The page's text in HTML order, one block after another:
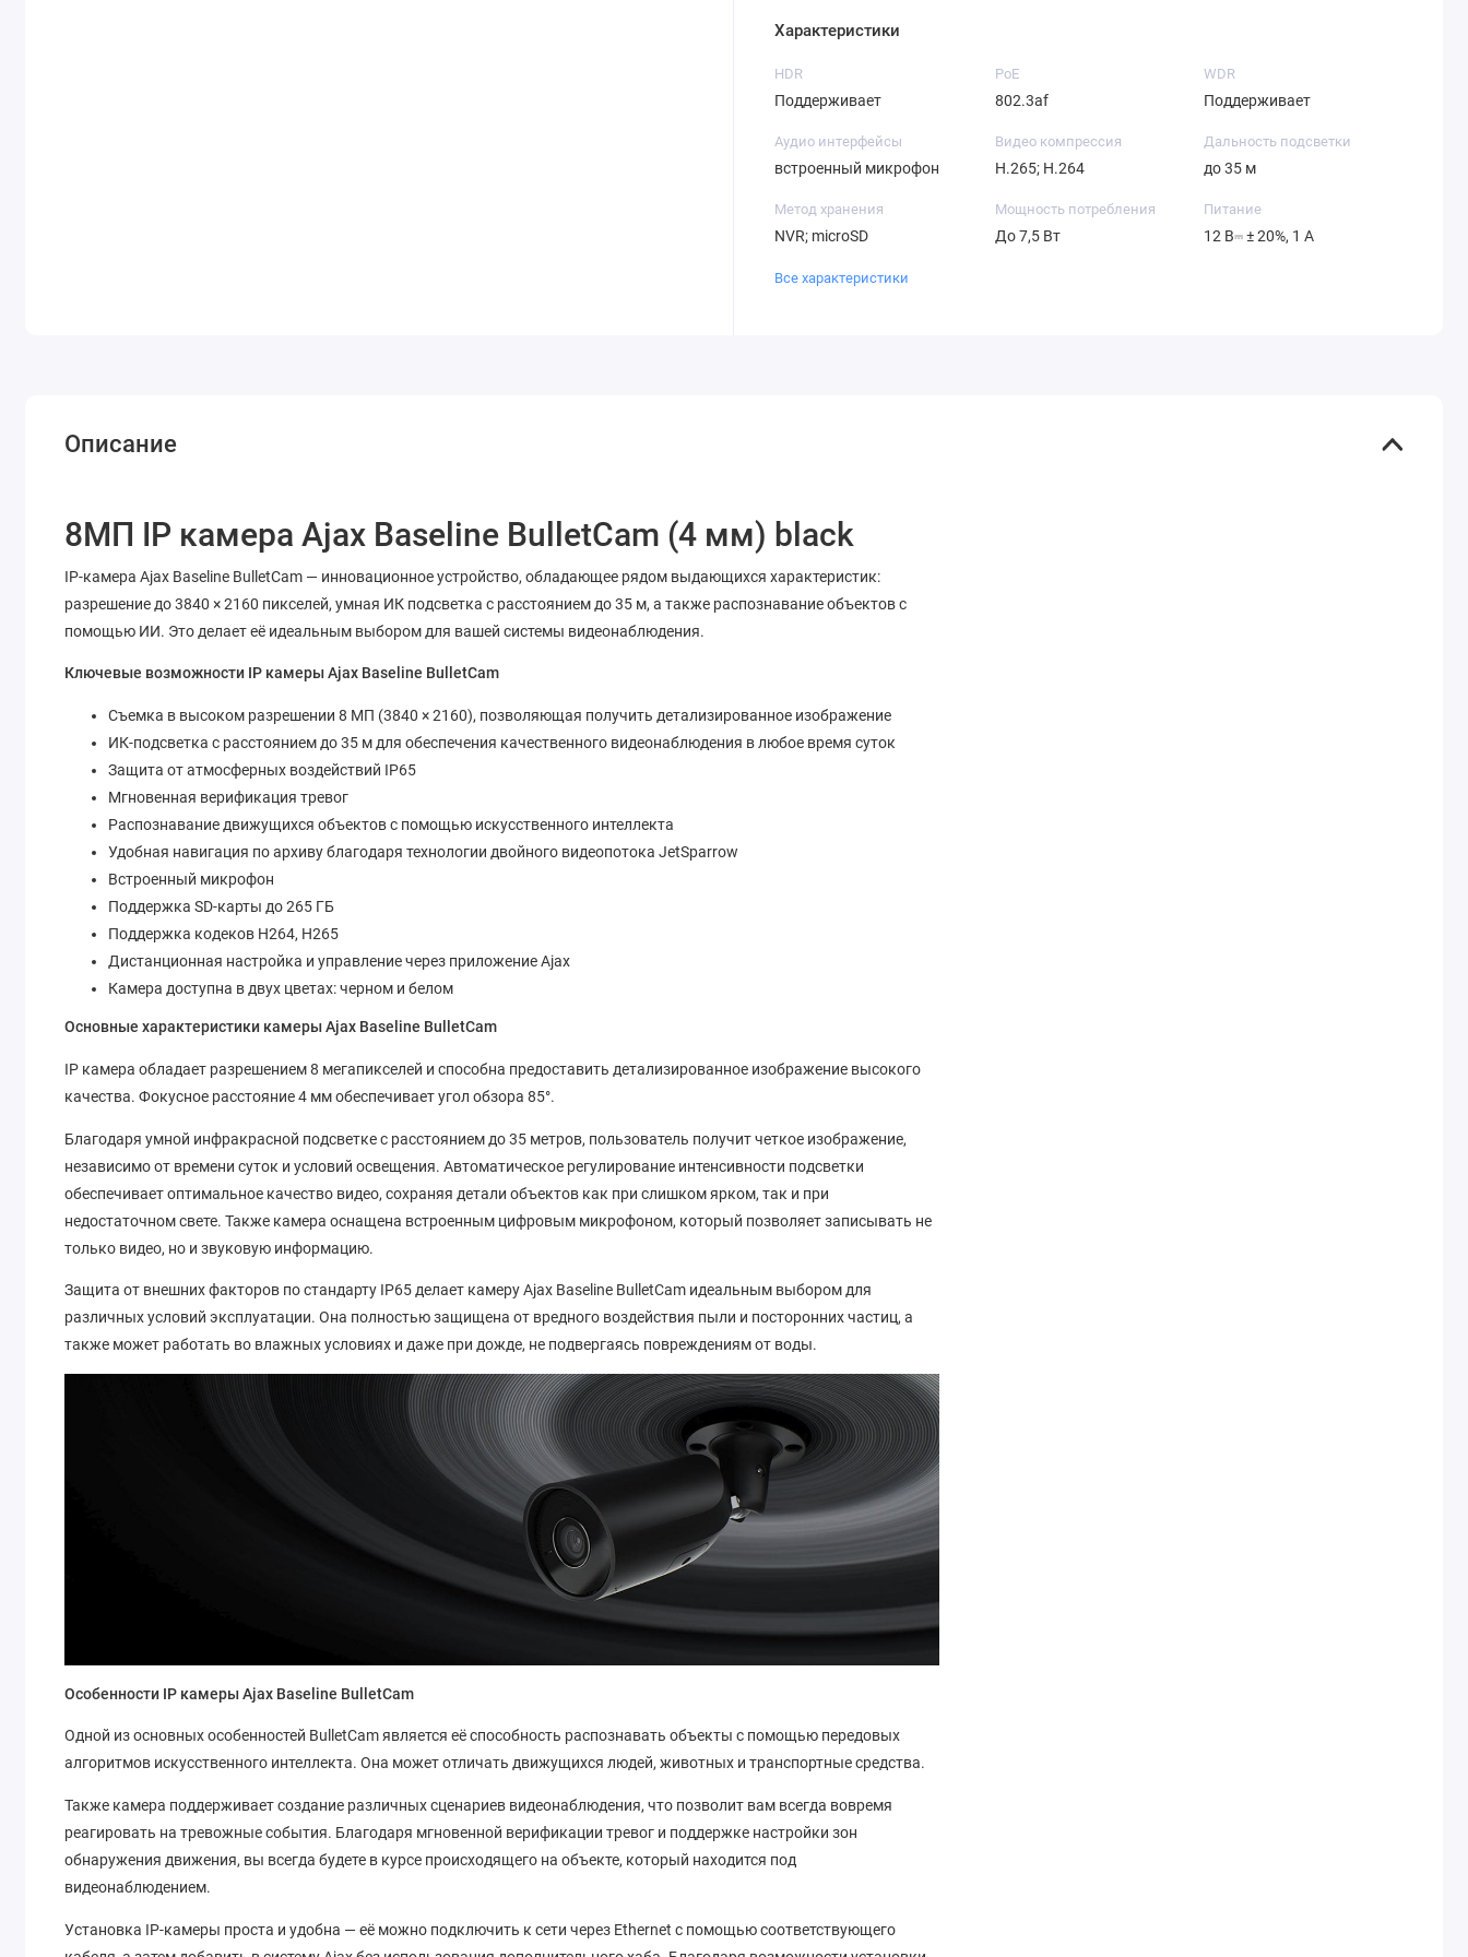
Характеристики
HDR
Поддерживает
PoE
802.3af
WDR
Поддерживает
Аудио интерфейсы
встроенный микрофон
Видео компрессия
H.265; H.264
Дальность подсветки
до 35 м
Метод хранения
NVR; microSD
Мощность потребления
До 7,5 Вт
Питание
12 В⎓ ± 20%, 1 А
Все характеристики
Описание
8МП IP камера Ajax Baseline BulletCam (4 мм) black
IP-камера Ajax Baseline BulletCam — инновационное устройство, обладающее рядом выдающихся характеристик:
разрешение до 3840 × 2160 пикселей, умная ИК подсветка с расстоянием до 35 м, а также распознавание объектов с
помощью ИИ. Это делает её идеальным выбором для вашей системы видеонаблюдения.
Ключевые возможности IP камеры Ajax Baseline BulletCam
Съемка в высоком разрешении 8 МП (3840 × 2160), позволяющая получить детализированное изображение
ИК-подсветка с расстоянием до 35 м для обеспечения качественного видеонаблюдения в любое время суток
Защита от атмосферных воздействий IP65
Мгновенная верификация тревог
Распознавание движущихся объектов с помощью искусственного интеллекта
Удобная навигация по архиву благодаря технологии двойного видеопотока JetSparrow
Встроенный микрофон
Поддержка SD-карты до 265 ГБ
Поддержка кодеков H264, H265
Дистанционная настройка и управление через приложение Ajax
Камера доступна в двух цветах: черном и белом
Основные характеристики камеры Ajax Baseline BulletCam
IP камера обладает разрешением 8 мегапикселей и способна предоставить детализированное изображение высокого
качества. Фокусное расстояние 4 мм обеспечивает угол обзора 85°.
Благодаря умной инфракрасной подсветке с расстоянием до 35 метров, пользователь получит четкое изображение,
независимо от времени суток и условий освещения. Автоматическое регулирование интенсивности подсветки
обеспечивает оптимальное качество видео, сохраняя детали объектов как при слишком ярком, так и при
недостаточном свете. Также камера оснащена встроенным цифровым микрофоном, который позволяет записывать не
только видео, но и звуковую информацию.
Защита от внешних факторов по стандарту IP65 делает камеру Ajax Baseline BulletCam идеальным выбором для
различных условий эксплуатации. Она полностью защищена от вредного воздействия пыли и посторонних частиц, а
также может работать во влажных условиях и даже при дожде, не подвергаясь повреждениям от воды.
Особенности IP камеры Ajax Baseline BulletCam
Одной из основных особенностей BulletCam является её способность распознавать объекты с помощью передовых
алгоритмов искусственного интеллекта. Она может отличать движущихся людей, животных и транспортные средства.
Также камера поддерживает создание различных сценариев видеонаблюдения, что позволит вам всегда вовремя
реагировать на тревожные события. Благодаря мгновенной верификации тревог и поддержке настройки зон
обнаружения движения, вы всегда будете в курсе происходящего на объекте, который находится под
видеонаблюдением.
Установка IP-камеры проста и удобна — её можно подключить к сети через Ethernet с помощью соответствующего